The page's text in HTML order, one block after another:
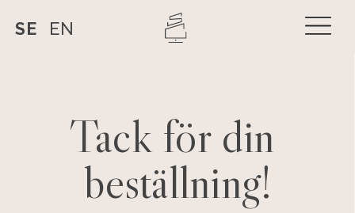
SE EN
Tack för din
beställning!